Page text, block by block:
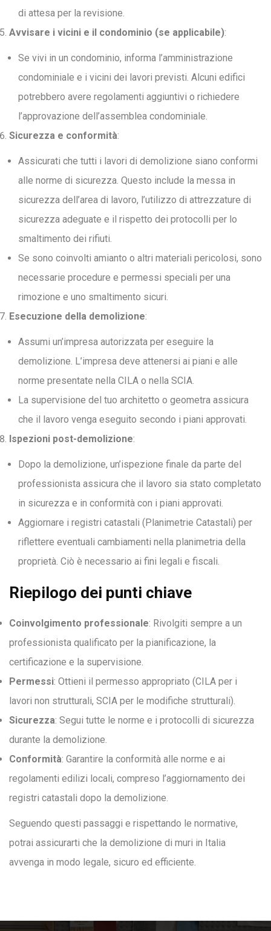
di attesa per la revisione.
Avvisare i vicini e il condominio (se applicabile):
Se vivi in un condominio, informa l’amministrazione
condominiale e i vicini dei lavori previsti. Alcuni edifici
potrebbero avere regolamenti aggiuntivi o richiedere
l’approvazione dell’assemblea condominiale.
Sicurezza e conformità:
Assicurati che tutti i lavori di demolizione siano conformi
alle norme di sicurezza. Questo include la messa in
sicurezza dell’area di lavoro, l’utilizzo di attrezzature di
sicurezza adeguate e il rispetto dei protocolli per lo
smaltimento dei rifiuti.
Se sono coinvolti amianto o altri materiali pericolosi, sono
necessarie procedure e permessi speciali per una
rimozione e uno smaltimento sicuri.
Esecuzione della demolizione:
Assumi un’impresa autorizzata per eseguire la
demolizione. L’impresa deve attenersi ai piani e alle
norme presentate nella CILA o nella SCIA.
La supervisione del tuo architetto o geometra assicura
che il lavoro venga eseguito secondo i piani approvati.
Ispezioni post-demolizione:
Dopo la demolizione, un’ispezione finale da parte del
professionista assicura che il lavoro sia stato completato
in sicurezza e in conformità con i piani approvati.
Aggiornare i registri catastali (Planimetrie Catastali) per
riflettere eventuali cambiamenti nella planimetria della
proprietà. Ciò è necessario ai fini legali e fiscali.
Riepilogo dei punti chiave
Coinvolgimento professionale: Rivolgiti sempre a un
professionista qualificato per la pianificazione, la
certificazione e la supervisione.
Permessi: Ottieni il permesso appropriato (CILA per i
lavori non strutturali, SCIA per le modifiche strutturali).
Sicurezza: Segui tutte le norme e i protocolli di sicurezza
durante la demolizione.
Conformità: Garantire la conformità alle norme e ai
regolamenti edilizi locali, compreso l’aggiornamento dei
registri catastali dopo la demolizione.
Seguendo questi passaggi e rispettando le normative,
potrai assicurarti che la demolizione di muri in Italia
avvenga in modo legale, sicuro ed efficiente.